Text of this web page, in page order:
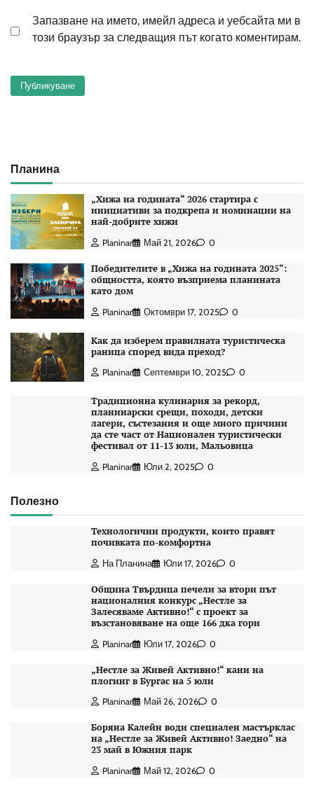
Запазване на името, имейл адреса и уебсайта ми в
този браузър за следващия път когато коментирам.
Планина
„Хижа на годината“ 2026 стартира с
инициативи за подкрепа и номинации на
най-добрите хижи
Planinar Май 21, 2026 0
Победителите в „Хижа на годината 2025“:
общността, която възприема планината
като дом
Planinar Октомври 17, 2025 0
Как да изберем правилната туристическа
раница според вида преход?
Planinar Септември 10, 2025 0
Традиционна кулинария за рекорд,
планинарски срещи, походи, детски
лагери, състезания и още много причини
да сте част от Национален туристически
фестивал от 11-13 юли, Мальовица
Planinar Юли 2, 2025 0
Полезно
Технологични продукти, които правят
почивката по-комфортна
На Планина Юли 17, 2026 0
Община Твърдица печели за втори път
националния конкурс „Нестле за
Залесяваме Активно!“ с проект за
възстановяване на още 166 дка гори
Planinar Юли 17, 2026 0
„Нестле за Живей Активно!“ кани на
плогинг в Бургас на 5 юли
Planinar Май 26, 2026 0
Боряна Калейн води специален мастърклас
на „Нестле за Живей Активно! Заедно“ на
23 май в Южния парк
Planinar Май 12, 2026 0